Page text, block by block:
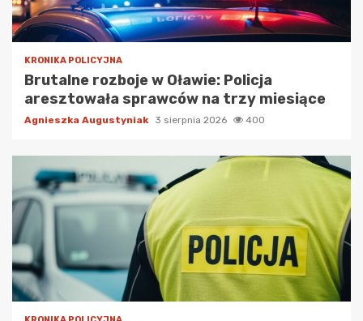
KRONIKA POLICYJNA
Brutalne rozboje w Oławie: Policja
aresztowała sprawców na trzy miesiące
Agnieszka Augustyniak 3 sierpnia 2026 400